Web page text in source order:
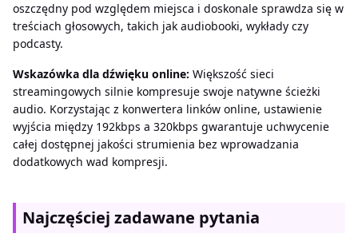
oszczędny pod względem miejsca i doskonale sprawdza się w
treściach głosowych, takich jak audiobooki, wykłady czy
podcasty.
Wskazówka dla dźwięku online: Większość sieci
streamingowych silnie kompresuje swoje natywne ścieżki
audio. Korzystając z konwertera linków online, ustawienie
wyjścia między 192kbps a 320kbps gwarantuje uchwycenie
całej dostępnej jakości strumienia bez wprowadzania
dodatkowych wad kompresji.
Najczęściej zadawane pytania